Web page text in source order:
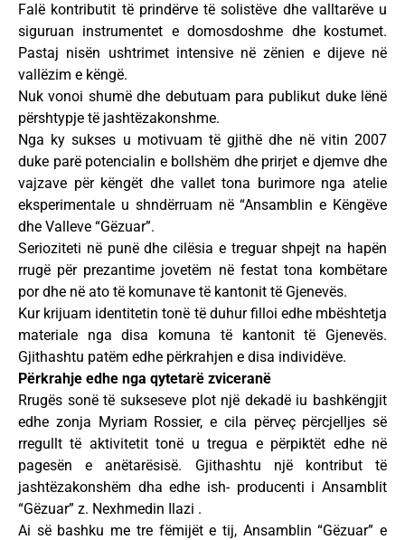
Falë kontributit të prindërve të solistëve dhe valltarëve u
siguruan instrumentet e domosdoshme dhe kostumet.
Pastaj nisën ushtrimet intensive në zënien e dijeve në
vallëzim e këngë.
Nuk vonoi shumë dhe debutuam para publikut duke lënë
përshtypje të jashtëzakonshme.
Nga ky sukses u motivuam të gjithë dhe në vitin 2007
duke parë potencialin e bollshëm dhe prirjet e djemve dhe
vajzave për këngët dhe vallet tona burimore nga atelie
eksperimentale u shndërruam në “Ansamblin e Këngëve
dhe Valleve “Gëzuar”.
Serioziteti në punë dhe cilësia e treguar shpejt na hapën
rrugë për prezantime jovetëm në festat tona kombëtare
por dhe në ato të komunave të kantonit të Gjenevës.
Kur krijuam identitetin tonë të duhur filloi edhe mbështetja
materiale nga disa komuna të kantonit të Gjenevës.
Gjithashtu patëm edhe përkrahjen e disa individëve.
Përkrahje edhe nga qytetarë zviceranë
Rrugës sonë të sukseseve plot një dekadë iu bashkëngjit
edhe zonja Myriam Rossier, e cila përveç përcjelljes së
rregullt të aktivitetit tonë u tregua e përpiktët edhe në
pagesën e anëtarësisë. Gjithashtu një kontribut të
jashtëzakonshëm dha edhe ish- producenti i Ansamblit
“Gëzuar” z. Nexhmedin Ilazi .
Ai së bashku me tre fëmijët e tij, Ansamblin “Gëzuar” e